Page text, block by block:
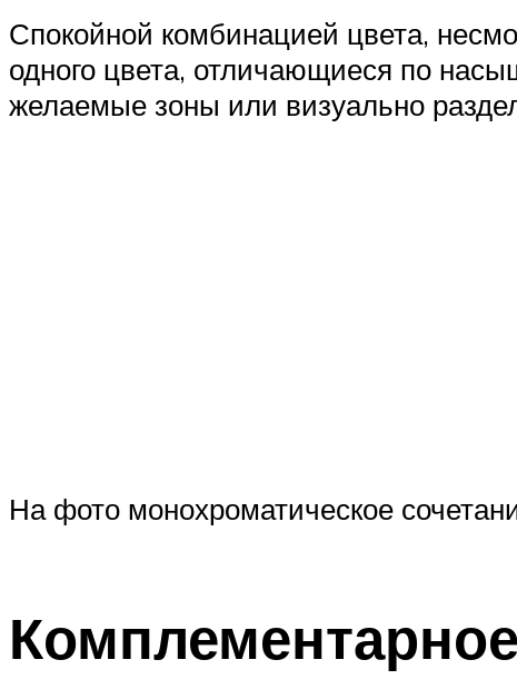
Спокойной комбинацией цвета,
одного цвета, отличающиеся по
желаемые зоны или визуально
На фото монохроматическое